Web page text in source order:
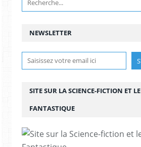
NEWSLETTER
SITE SUR LA SCIENCE-FICTION ET LE
FANTASTIQUE